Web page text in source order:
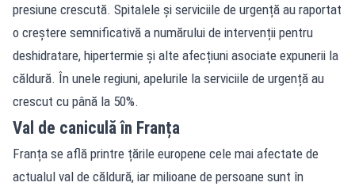
presiune crescută. Spitalele și serviciile de urgență au raportat
o creștere semnificativă a numărului de intervenții pentru
deshidratare, hipertermie și alte afecțiuni asociate expunerii la
căldură. În unele regiuni, apelurile la serviciile de urgență au
crescut cu până la 50%.
Val de caniculă în Franța
Franța se află printre țările europene cele mai afectate de
actualul val de căldură, iar milioane de persoane sunt în